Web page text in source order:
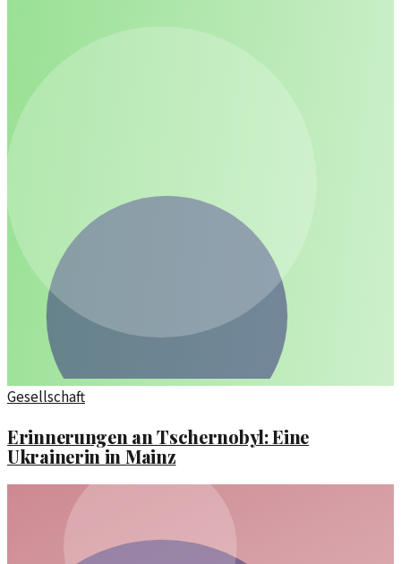
Gesellschaft
Erinnerungen an Tschernobyl: Eine
Ukrainerin in Mainz